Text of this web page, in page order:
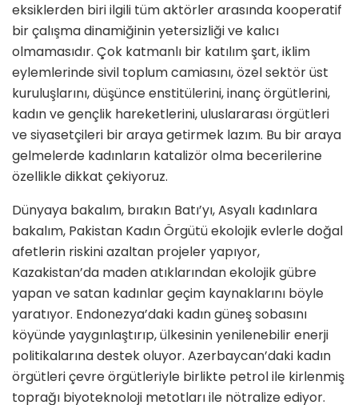
eksiklerden biri ilgili tüm aktörler arasında kooperatif
bir çalışma dinamiğinin yetersizliği ve kalıcı
olmamasıdır. Çok katmanlı bir ka­tılım şart, iklim
eylemlerinde sivil toplum camiasını, özel sektör üst
kuruluşlarını, düşünce enstitülerini, inanç örgütlerini,
kadın ve gençlik hareketlerini, uluslararası örgütleri
ve siyasetçileri bir araya getirmek lazım. Bu bir araya
gelmelerde ka­dınların katalizör olma becerilerine
özellikle dikkat çekiyoruz.
Dünyaya bakalım, bırakın Batı’yı, Asyalı kadınlara
bakalım, Pakistan Kadın Örgütü ekolojik evlerle do­ğal
afetlerin riskini azaltan projeler yapıyor,
Kazakistan’da maden atık­larından ekolojik gübre
yapan ve satan kadınlar geçim kaynaklarını böyle
yaratıyor. Endonezya’daki kadın güneş sobasını
köyünde yay­gınlaştırıp, ülkesinin yenilenebilir enerji
politikalarına destek oluyor. Azerbaycan’daki kadın
örgütleri çevre örgütleriyle birlikte petrol ile kirlenmiş
toprağı biyotekno­loji metotları ile nötralize ediyor.